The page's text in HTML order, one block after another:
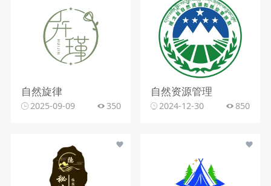
自然旋律
2025-09-09 350
自然资源管理
2024-12-30 850